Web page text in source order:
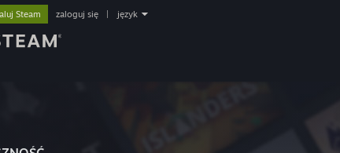
Steam zaloguj się język